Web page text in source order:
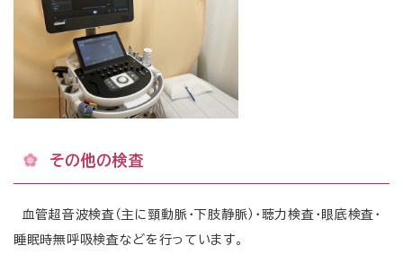
その他の検査
血管超音波検査（主に頸動脈・下肢静脈）・聴力検査・眼底検査・
睡眠時無呼吸検査などを行っています。